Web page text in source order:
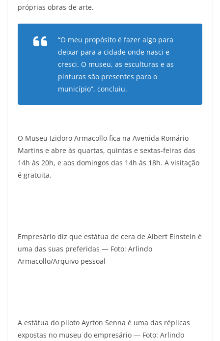
próprias obras de arte.
“O meu propósito é fazer algo para
deixar para a cidade onde nasci e
cresci. O museu, as esculturas e as
pinturas são presentes para o
município”, concluiu.
O Museu Izidoro Armacollo fica na Avenida Romário
Martins e abre às quartas, quintas e sextas-feiras das
14h às 20h, e aos domingos das 14h às 18h. A visitação
é gratuita.
Empresário diz que estátua de cera de Albert Einstein é
uma das suas preferidas — Foto: Arlindo
Armacollo/Arquivo pessoal
A estátua do piloto Ayrton Senna é uma das réplicas
expostas no museu do empresário — Foto: Arlindo